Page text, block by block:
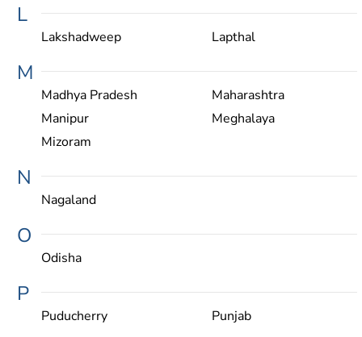
L
Lakshadweep Lapthal
M
Madhya Pradesh
Maharashtra
Manipur
Meghalaya
Mizoram
N
Nagaland
O
Odisha
P
Puducherry Punjab